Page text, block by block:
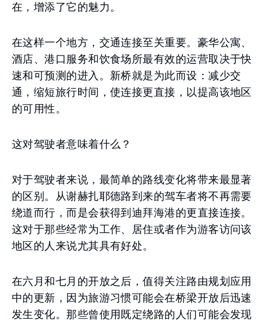
在，增添了它的魅力。
在这样一个地方，交通连接至关重要。豪华公寓、
酒店、港口服务和饮食场所最有效的运营取决于快
速和可预测的进入。新桥就是为此而设：减少交
通，缩短旅行时间，使连接更直接，以提高该地区
的可用性。
这对驾驶者意味着什么？
对于驾驶者来说，最简单的路线变化将带来最显著
的区别。从谢赫扎耶德路到来的驾车者将不再需要
绕道而行，而是会获得到迪拜海港的更直接连接。
这对于那些经常为工作、居住或者作为游客访问该
地区的人来说尤其具有好处。
在六月和七月的开放之后，值得关注路由规划应用
中的更新，因为旅游习惯可能会在桥梁开放后迅速
发生变化。那些曾使用既定绕路的人们可能会发现